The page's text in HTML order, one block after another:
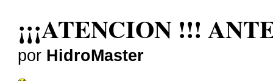
¡¡¡ATENCION !!!
por HidroMaster